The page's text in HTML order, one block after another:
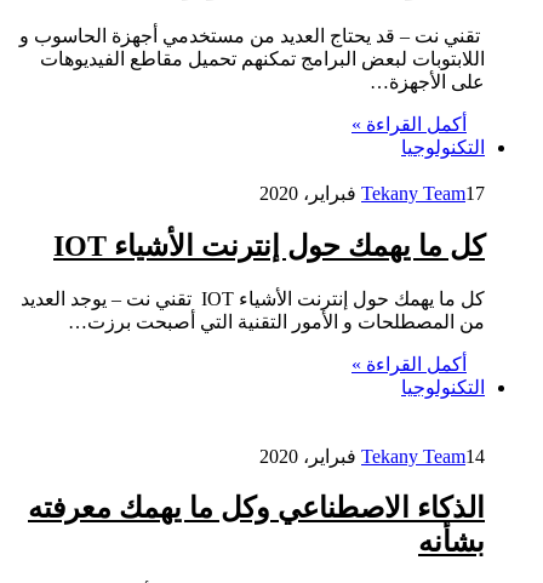
تقني نت – قد يحتاج العديد من مستخدمي أجهزة الحاسوب و
اللابتوبات لبعض البرامج تمكنهم تحميل مقاطع الفيديوهات
على الأجهزة…
أكمل القراءة »
التكنولوجيا
Tekany Team17 فبراير، 2020
كل ما يهمك حول إنترنت الأشياء IOT
كل ما يهمك حول إنترنت الأشياء IOT تقني نت – يوجد العديد
من المصطلحات و الأمور التقنية التي أصبحت برزت…
أكمل القراءة »
التكنولوجيا
Tekany Team14 فبراير، 2020
الذكاء الاصطناعي وكل ما يهمك معرفته
بشأنه